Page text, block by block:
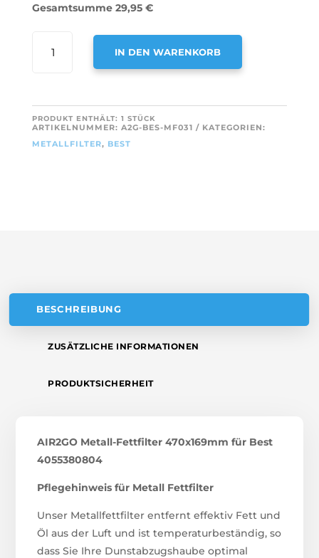
Gesamtsumme 29,95 €
METALL-
FÜR
BEST
IN DEN WARENKORB
T
E
R
PRODUKT ENTHÄLT: 1 STÜCK
ARTIKELNUMMER: A2G-BES-MF031
KATEGORIEN:
METALLFILTER, BEST
BESCHREIBUNG
ZUSÄTZLICHE INFORMATIONEN
PRODUKTSICHERHEIT
AIR2GO Metall-Fettfilter 470x169mm für Best
4055380804
Pflegehinweis für Metall Fettfilter
Unser Metallfettfilter entfernt effektiv Fett und
Öl aus der Luft und ist temperaturbeständig, so
dass Sie Ihre Dunstabzugshaube optimal